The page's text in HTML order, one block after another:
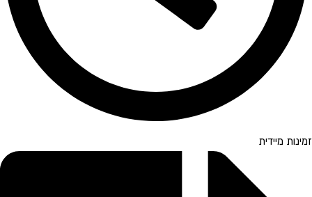
זמינות מיידית